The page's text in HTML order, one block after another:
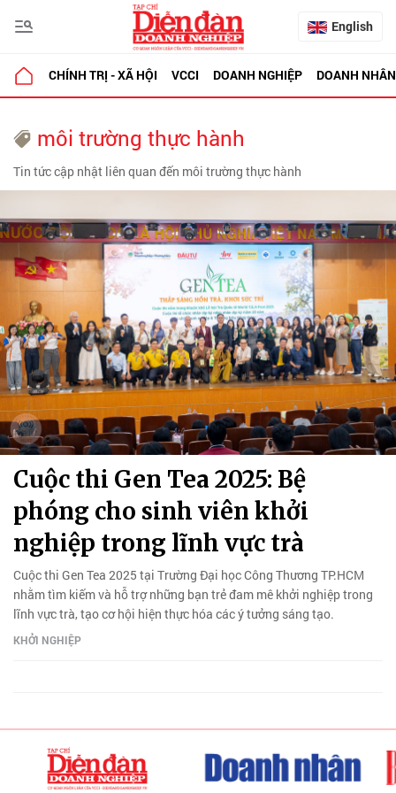
English
CHÍNH TRỊ - XÃ HỘI VCCI DOANH NGHIỆP DOANH NHÂN
môi trường thực hành
Tin tức cập nhật liên quan đến môi trường thực hành
Cuộc thi Gen Tea 2025: Bệ
phóng cho sinh viên khởi
nghiệp trong lĩnh vực trà
Cuộc thi Gen Tea 2025 tại Trường Đại học Công Thương TP.HCM
nhằm tìm kiếm và hỗ trợ những bạn trẻ đam mê khởi nghiệp trong
lĩnh vực trà, tạo cơ hội hiện thực hóa các ý tưởng sáng tạo.
KHỞI NGHIỆP